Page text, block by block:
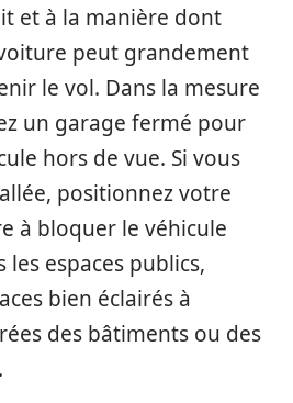
et à la manière dont
peut grandement
le vol. Dans la mesure
un garage fermé pour
hors de vue. Si vous
positionnez votre
à bloquer le véhicule
espaces publics,
bien éclairés à
des bâtiments ou des